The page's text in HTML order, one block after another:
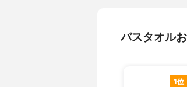
バスタオル
1位